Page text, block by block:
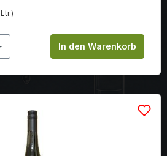
typischen Säure des
Speisebegleiter zu
Küche, Käseplatte,
Fruchtdesserts und mildem Käse.
Gib den
In den Warenkorb